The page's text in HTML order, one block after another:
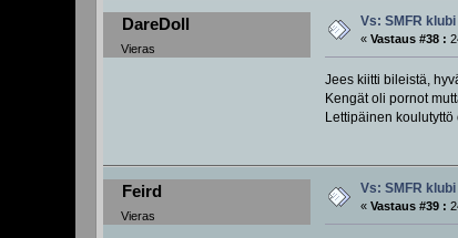
DareDoll
Vieras
Vs: SMFR
«Vastaus #38 :
Jees kiitti bileistä,
Kengät oli pornot
Lettipäinen
Feird
Vieras
Vs: SMFR
«Vastaus #39 :